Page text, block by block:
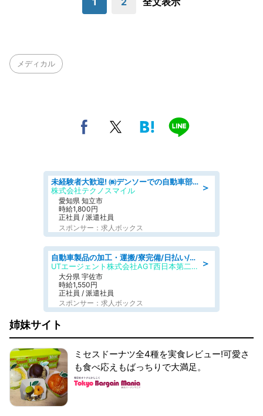
メディカル
＞
未経験者大歓迎! ㈱デンソーでの自動車部品の組立作業 denso aichi
株式会社テクノスマイル
愛知県 知立市
時給1,800円
正社員 / 派遣社員
スポンサー：求人ボックス
＞
自動車製品の加工・運搬/寮完備/日払い/工場・製造
UTエージェント株式会社AGT西日本第二CU
大分県 宇佐市
時給1,550円
正社員 / 派遣社員
スポンサー：求人ボックス
姉妹サイト
ミセスドーナツ全4種を実食レビュー!可愛さ
も食べ応えもばっちりで大満足。